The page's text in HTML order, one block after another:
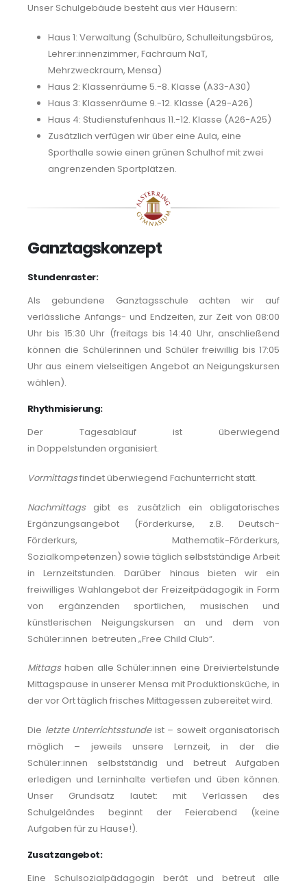
Unser Schulgebäude besteht aus vier Häusern:
Haus 1: Verwaltung (Schulbüro, Schulleitungsbüros,
Lehrer:innenzimmer, Fachraum NaT,
Mehrzweckraum, Mensa)
Haus 2: Klassenräume 5.-8. Klasse (A33-A30)
Haus 3: Klassenräume 9.-12. Klasse (A29-A26)
Haus 4: Studienstufenhaus 11.-12. Klasse (A26-A25)
Zusätzlich verfügen wir über eine Aula, eine
Sporthalle sowie einen grünen Schulhof mit zwei
angrenzenden Sportplätzen.
Ganztagskonzept
Stundenraster:
Als gebundene Ganztagsschule achten wir auf
verlässliche Anfangs- und Endzeiten, zur Zeit von 08:00
Uhr bis 15:30 Uhr (freitags bis 14:40 Uhr, anschließend
können die Schülerinnen und Schüler freiwillig bis 17:05
Uhr aus einem vielseitigen Angebot an Neigungskursen
wählen).
Rhythmisierung:
Der Tagesablauf ist überwiegend
in Doppelstunden organisiert.
Vormittagsfindet überwiegend Fachunterricht statt.
Nachmittagsgibt es zusätzlich ein obligatorisches
Ergänzungsangebot (Förderkurse, z.B. Deutsch-
Förderkurs, Mathematik-Förderkurs,
Sozialkompetenzen) sowie täglich selbstständige Arbeit
in Lernzeitstunden. Darüber hinaus bieten wir ein
freiwilliges Wahlangebot der Freizeitpädagogik in Form
von ergänzenden sportlichen, musischen und
künstlerischen Neigungskursen an und dem von
Schüler:innen betreuten „Free Child Club“.
Mittagshaben alle Schüler:innen eine Dreiviertelstunde
Mittagspause in unserer Mensa mit Produktionsküche, in
der vor Ort täglich frisches Mittagessen zubereitet wird.
Die letzte Unterrichtsstundeist – soweit organisatorisch
möglich – jeweils unsere Lernzeit, in der die
Schüler:innen selbstständig und betreut Aufgaben
erledigen und Lerninhalte vertiefen und üben können.
Unser Grundsatz lautet: mit Verlassen des
Schulgeländes beginnt der Feierabend (keine
Aufgaben für zu Hause!).
Zusatzangebot:
Eine Schulsozialpädagogin berät und betreut alle